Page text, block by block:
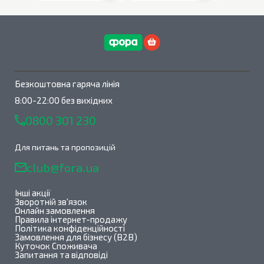
Безкоштовна гаряча лінія
8:00-22:00 без вихідних
0800 301 230
Для питань та пропозицій
club@fora.ua
Інші акції
Зворотній зв'язок
Онлайн замовлення
Правила інтернет-продажу
Політика конфіденційності
Замовлення для бізнесу (B2B)
Куточок Споживача
Запитання та відповіді